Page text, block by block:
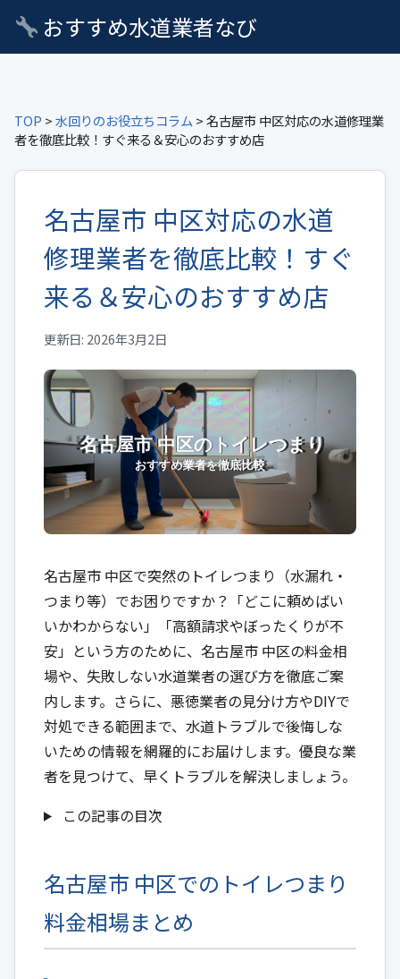
おすすめ水道業者なび
TOP >水回りのお役立ちコラム > 名古屋市 中区対応の水道修理業
者を徹底比較！すぐ来る＆安心のおすすめ店
名古屋市 中区対応の水道
修理業者を徹底比較！すぐ
来る＆安心のおすすめ店
更新日: 2026年3月2日
名古屋市 中区で突然のトイレつまり（水漏れ・
つまり等）でお困りですか？「どこに頼めばい
いかわからない」「高額請求やぼったくりが不
安」という方のために、名古屋市 中区の料金相
場や、失敗しない水道業者の選び方を徹底ご案
内します。さらに、悪徳業者の見分け方やDIYで
対処できる範囲まで、水道トラブルで後悔しな
いための情報を網羅的にお届けします。優良な業
者を見つけて、早くトラブルを解決しましょう。
この記事の目次
名古屋市 中区でのトイレつまり
料金相場まとめ